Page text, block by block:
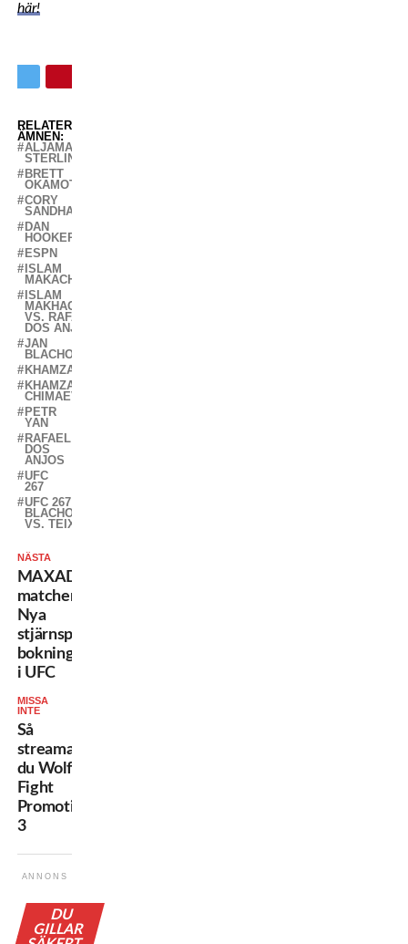
här!
RELATERADE
ÄMNEN:
ALJAMAIN
STERLING
BRETT
OKAMOTO
CORY
SANDHAGEN
DAN
HOOKER
ESPN
ISLAM
MAKACHEV
ISLAM
MAKHACHEV
VS. RAFAEL
DOS ANJOS
JAN
BLACHOWICZ
KHAMZAT
KHAMZAT
CHIMAEV
PETR
YAN
RAFAEL
DOS
ANJOS
UFC
267
UFC 267:
BLACHOWICZ
VS. TEIXEIRA
NÄSTA
MAXADE
matcher:
Nya
stjärnspäckade
bokningar
i UFC
MISSA
INTE
Så
streamar
du Wolf
Fight
Promotion
3
ANNONS
DU
GILLAR